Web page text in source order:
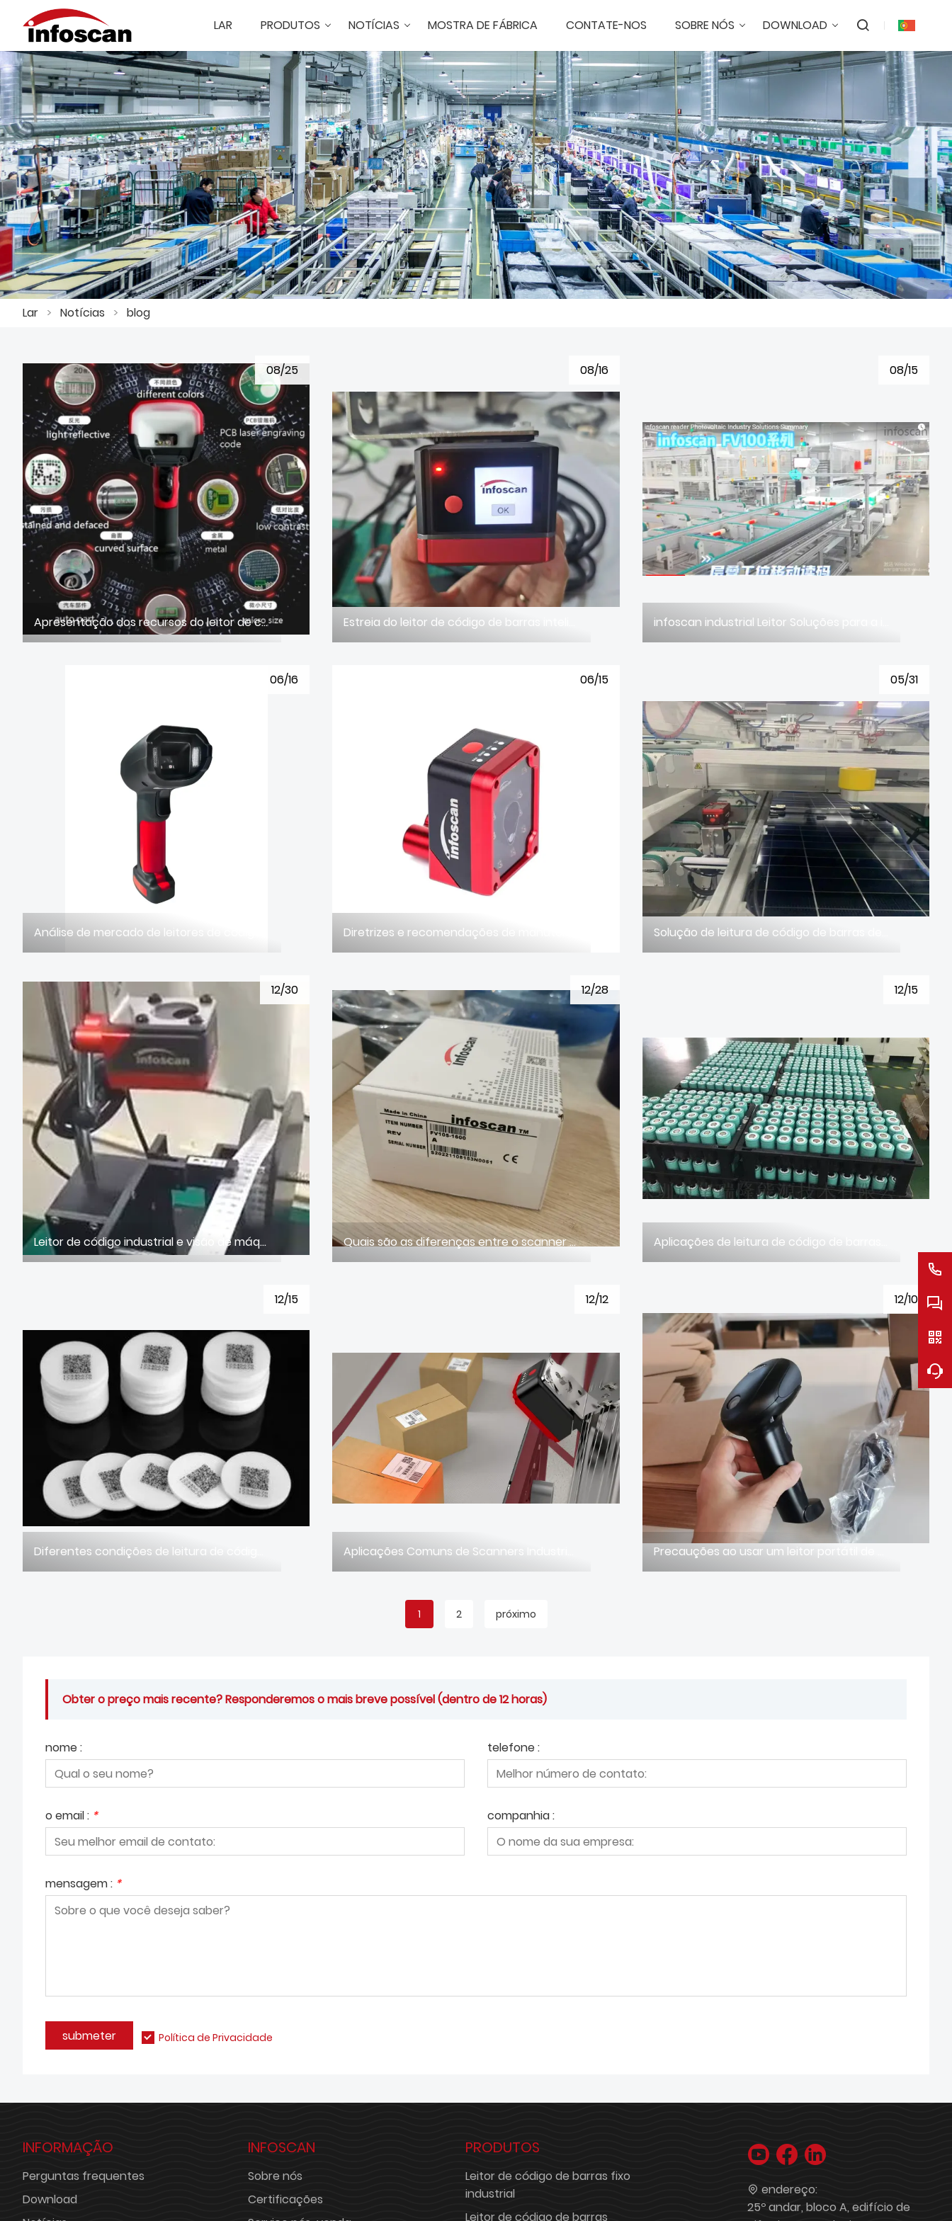
LAR PRODUTOS NOTÍCIAS MOSTRA DE FÁBRICA CONTATE-NOS SOBRE NÓS DOWNLOAD
Lar > Notícias > blog
08/25
Apresentação dos recursos do leitor de código DPM portátil modelo HS3660
08/16 08/15
06/16 06/15 05/31
12/30
Leitor de código industrial e visão de máquina
12/28
Quais são as diferenças entre o scanner de código de barras industrial CMOS e CCD
12/15
12/15 12/12 12/10
1 2 próximo
Obter o preço mais recente? Responderemos o mais breve possível (dentro de 12 horas)
nome : telefone :
o email : * companhia :
mensagem : *
submeter Política de Privacidade
INFORMAÇÃO
Perguntas frequentes
Download
INFOSCAN
Sobre nós
Certificações
PRODUTOS
Leitor de código de barras fixo
industrial
Leitor de código de barras
endereço:
25º andar, bloco A, edifício de